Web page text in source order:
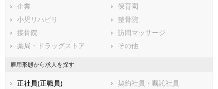
川崎市多摩区
川崎市宮前区
川崎市麻生区
相模原市すべて
相模原市緑区
相模原市中央区
相模原市南区
横須賀市
平塚市
企業
保育園
小児リハビリ
整骨院
接骨院
訪問マッサージ
薬局・ドラッグストア
その他
雇用形態から求人を探す
正社員(正職員)
契約社員・嘱託社員